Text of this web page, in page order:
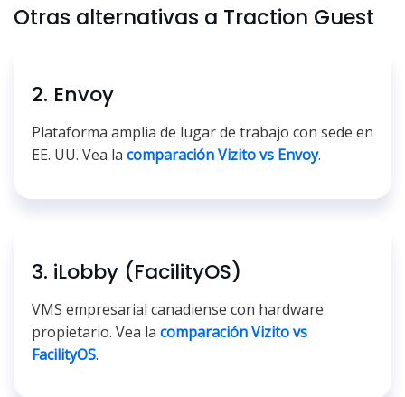
Otras alternativas a Traction Guest
2. Envoy
Plataforma amplia de lugar de trabajo con sede en
EE. UU. Vea la comparación Vizito vs Envoy.
3. iLobby (FacilityOS)
VMS empresarial canadiense con hardware
propietario. Vea la comparación Vizito vs
FacilityOS.